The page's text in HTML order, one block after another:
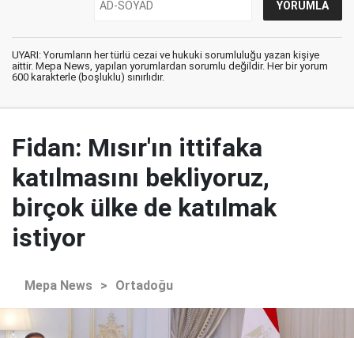
UYARI: Yorumların her türlü cezai ve hukuki sorumluluğu yazan kişiye
aittir. Mepa News, yapılan yorumlardan sorumlu değildir. Her bir yorum
600 karakterle (boşluklu) sınırlıdır.
Fidan: Mısır'ın ittifaka
katılmasını bekliyoruz,
birçok ülke de katılmak
istiyor
Mepa News > Ortadoğu